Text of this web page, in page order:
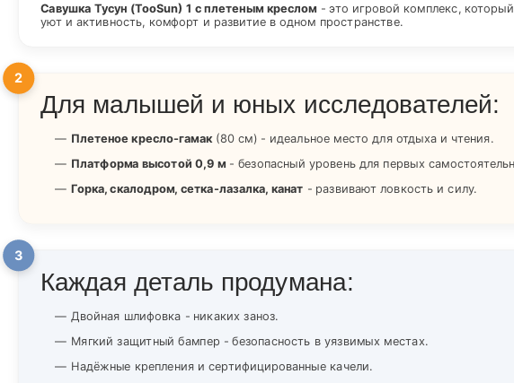
Савушка Тусун (TooSun) 1 с плетеным креслом - это игровой комплекс,
уют и активность, комфорт и развитие в одном пространстве.
2
Для малышей и юных исследователей:
Плетеное кресло-гамак(80 см) - идеальное место для отдыха и чтения.
Платформа высотой 0,9 м - безопасный уровень для первых
Горка, скалодром, сетка-лазалка, канат - развивают ловкость и силу.
3
Каждая деталь продумана:
Двойная шлифовка - никаких заноз.
Мягкий защитный бампер - безопасность в уязвимых местах.
Надёжные крепления и сертифицированные качели.